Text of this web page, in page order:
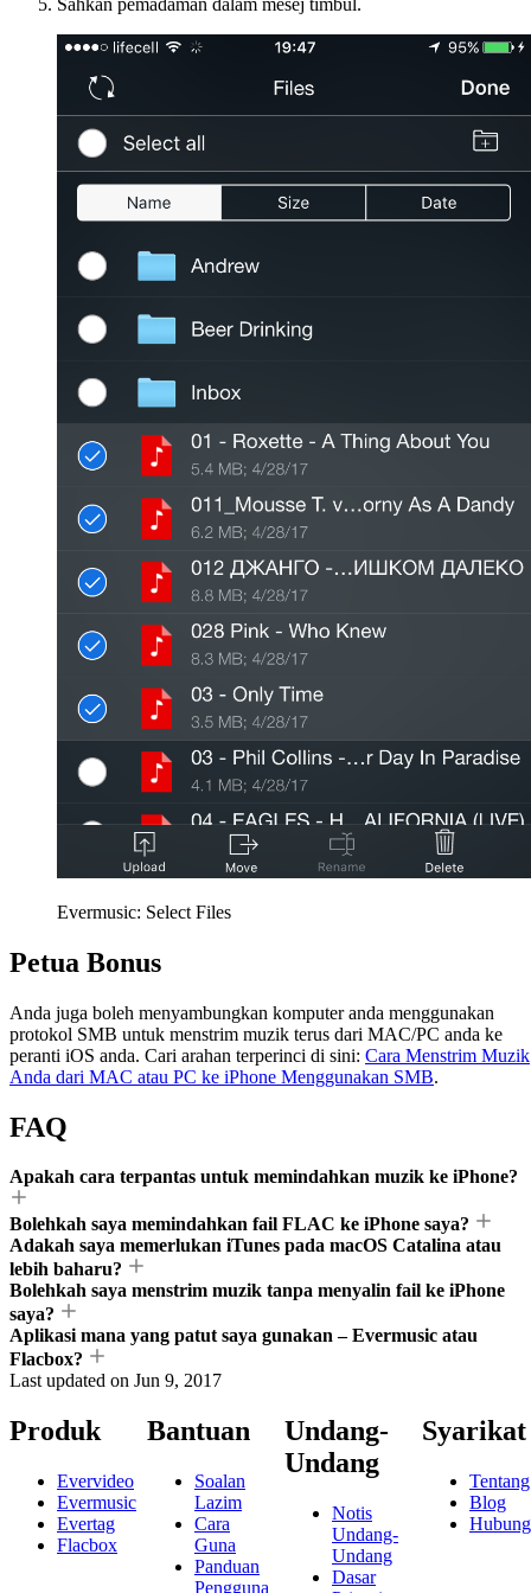
Sahkan pemadaman dalam mesej timbul.
Evermusic: Select Files
Petua Bonus
Anda juga boleh menyambungkan komputer anda menggunakan
protokol SMB untuk menstrim muzik terus dari MAC/PC anda ke
peranti iOS anda. Cari arahan terperinci di sini: Cara Menstrim Muzik
Anda dari MAC atau PC ke iPhone Menggunakan SMB.
FAQ
Apakah cara terpantas untuk memindahkan muzik ke iPhone?
Bolehkah saya memindahkan fail FLAC ke iPhone saya?
Adakah saya memerlukan iTunes pada macOS Catalina atau
lebih baharu?
Bolehkah saya menstrim muzik tanpa menyalin fail ke iPhone
saya?
Aplikasi mana yang patut saya gunakan – Evermusic atau
Flacbox?
Last updated on Jun 9, 2017
Produk
Evervideo
Evermusic
Evertag
Flacbox
Bantuan
Soalan
Lazim
Cara
Guna
Panduan
Pengguna
Undang-
Undang
Notis
Undang-
Undang
Dasar
Syarikat
Tentang
Blog